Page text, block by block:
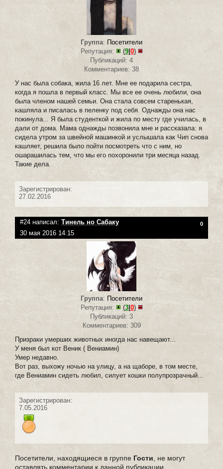
Группа: Посетители
Репутация:
(9| 0)
Публикаций: 4
Комментариев: 38
У нас была собака, жила 16 лет. Мне ее подарила сестра,
когда я пошла в первый класс. Мы все ее очень любили, она
была членом нашей семьи. Она стала совсем старенькая,
кашляла и писалась в пеленку под себя. Однажды она нас
покинула... Я была студенткой и жила по месту где училась, в
дали от дома. Мама однажды позвонила мне и рассказала: я
сидела утром за швейной машинкой и услышала как Чип снова
кашляет, решила было пойти посмотреть что с ним, но
ошарашилась тем, что мы его похоронили три месяца назад.
Такие дела.
Зарегистрирован:
27.02.2016
#24 написал: Тинель но Сабаку 0
30 мая 2016 14:15
Группа: Посетители
Репутация:
(3| 0)
Публикаций: 3
Комментариев: 309
Призраки умерших животных иногда нас навещают...
У меня был кот Веник ( Вениамин)
Умер недавно.
Вот раз, выхожу ночью на улицу, а на щаборе, в том месте,
где Вениамин сидеть любил, силует кошки полупрозрачный...
Зарегистрирован:
7.05.2016
Посетители, находящиеся в группе Гости , не могут
оставлять комментарии к данной публикации.